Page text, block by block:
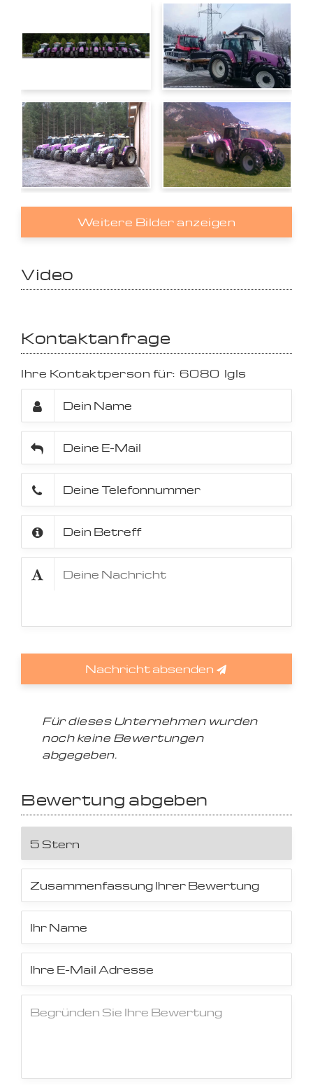
Weitere Bilder anzeigen
Video
Kontaktanfrage
Ihre Kontaktperson für: 6080 Igls
Nachricht absenden
Für dieses Unternehmen wurden
noch keine Bewertungen
abgegeben.
Bewertung abgeben